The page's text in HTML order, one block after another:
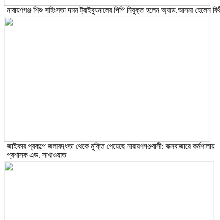
নারায়ণগঞ্জ শিশু সহিংসতা দমন ট্রাইব্যুনালের পিপি নিযুক্ত হলেন অ্যাড.আসমা হেলেন
জাইকার প্রকল্পে জলাবদ্ধতা থেকে মুক্তি পেয়েছে নারায়ণগঞ্জবাসী: কক্সবাজারে কর্মশালায়
প্রশাসক এড. সাখাওয়াত